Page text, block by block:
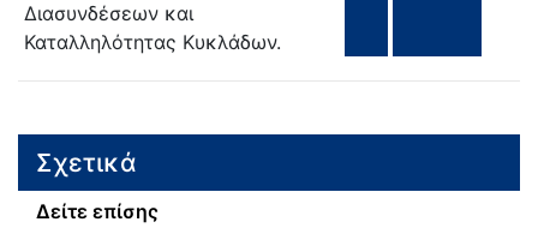
Διασυνδέσεων και
Καταλληλότητας Κυκλάδων.
Σχετικά
Δείτε επίσης